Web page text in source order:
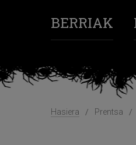
BERRIAK
Hasiera Prentsa